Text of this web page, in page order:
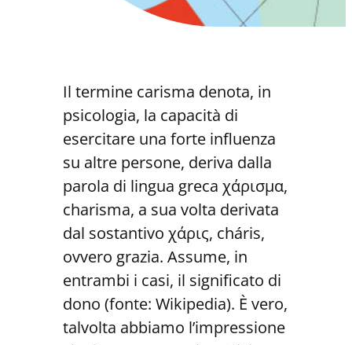
Il termine carisma denota, in
psicologia, la capacità di
esercitare una forte influenza
su altre persone, deriva dalla
parola di lingua greca χάρισμα,
charisma, a sua volta derivata
dal sostantivo χάρις, cháris,
ovvero grazia. Assume, in
entrambi i casi, il significato di
dono (fonte: Wikipedia). È vero,
talvolta abbiamo l’impressione